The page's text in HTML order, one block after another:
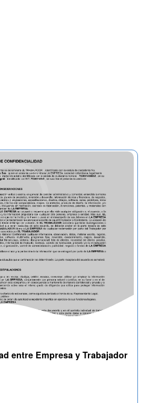
entre Empresa y Trabajador